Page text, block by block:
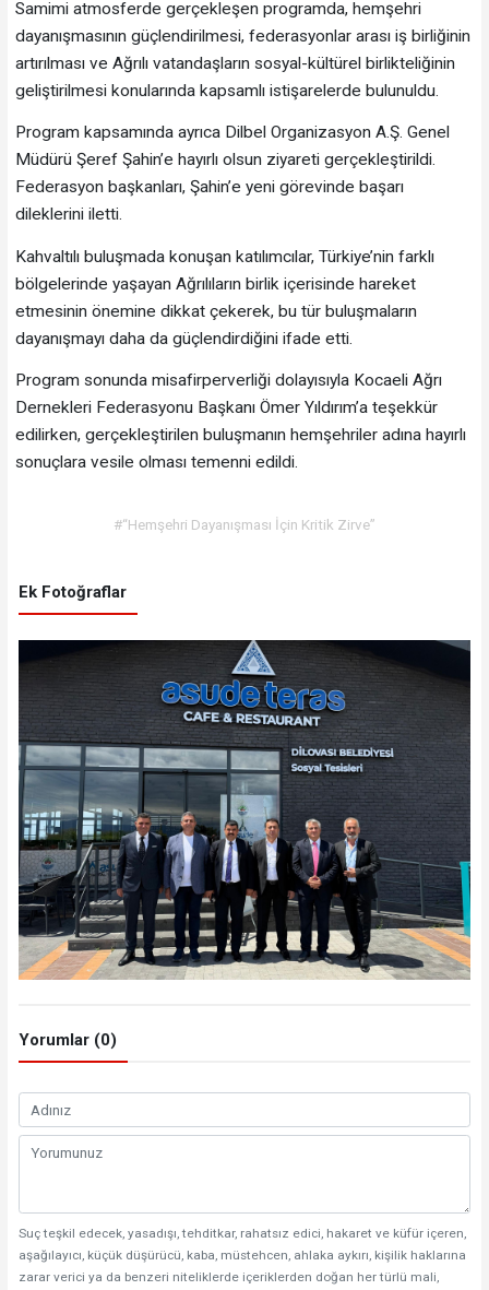
Samimi atmosferde gerçekleşen programda, hemşehri
dayanışmasının güçlendirilmesi, federasyonlar arası iş birliğinin
artırılması ve Ağrılı vatandaşların sosyal-kültürel birlikteliğinin
geliştirilmesi konularında kapsamlı istişarelerde bulunuldu.
Program kapsamında ayrıca Dilbel Organizasyon A.Ş. Genel
Müdürü Şeref Şahin’e hayırlı olsun ziyareti gerçekleştirildi.
Federasyon başkanları, Şahin’e yeni görevinde başarı
dileklerini iletti.
Kahvaltılı buluşmada konuşan katılımcılar, Türkiye’nin farklı
bölgelerinde yaşayan Ağrılıların birlik içerisinde hareket
etmesinin önemine dikkat çekerek, bu tür buluşmaların
dayanışmayı daha da güçlendirdiğini ifade etti.
Program sonunda misafirperverliği dolayısıyla Kocaeli Ağrı
Dernekleri Federasyonu Başkanı Ömer Yıldırım’a teşekkür
edilirken, gerçekleştirilen buluşmanın hemşehriler adına hayırlı
sonuçlara vesile olması temenni edildi.
#“Hemşehri Dayanışması İçin Kritik Zirve”
Ek Fotoğraflar
Yorumlar (0)
Suç teşkil edecek, yasadışı, tehditkar, rahatsız edici, hakaret ve küfür içeren,
aşağılayıcı, küçük düşürücü, kaba, müstehcen, ahlaka aykırı, kişilik haklarına
zarar verici ya da benzeri niteliklerde içeriklerden doğan her türlü mali,